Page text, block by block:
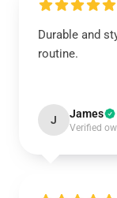
Durable and
routine.
J James
Verified